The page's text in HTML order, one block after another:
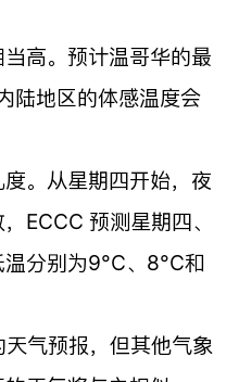
高。预计温哥华的最
陆地区的体感温度会
。从星期四开始，夜
ECCC 预测星期四、
分别为9°C、8°C和
气预报，但其他气象